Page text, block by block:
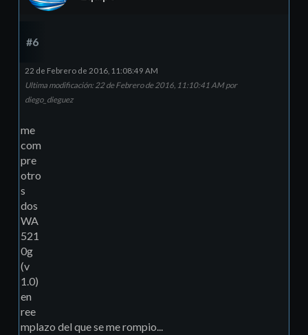
#6
22 de Febrero de 2016, 11:08:49 AM
Ultima modificación: 22 de Febrero de 2016, 11:10:41 AM por
diego_dieguez
me
com
pre
otro
s
dos
WA
521
0g
(v
1.0)
en
ree
mplazo del que se me rompio...